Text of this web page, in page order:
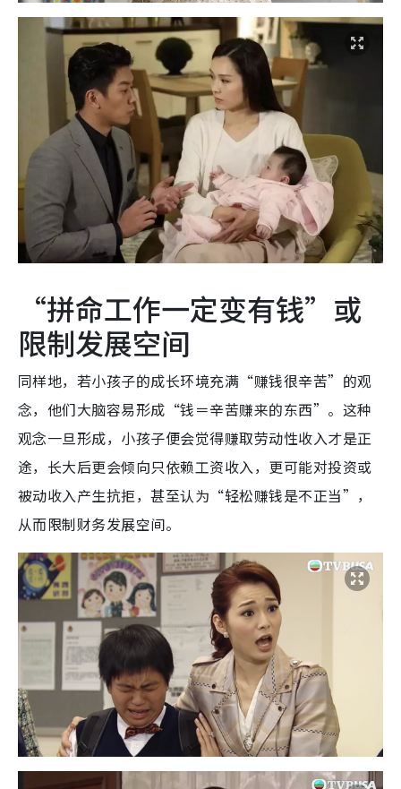
“拼命工作一定变有钱”或
限制发展空间
同样地，若小孩子的成长环境充满“赚钱很辛苦”的观
念，他们大脑容易形成“钱＝辛苦赚来的东西”。这种
观念一旦形成，小孩子便会觉得赚取劳动性收入才是正
途，长大后更会倾向只依赖工资收入，更可能对投资或
被动收入产生抗拒，甚至认为“轻松赚钱是不正当”，
从而限制财务发展空间。